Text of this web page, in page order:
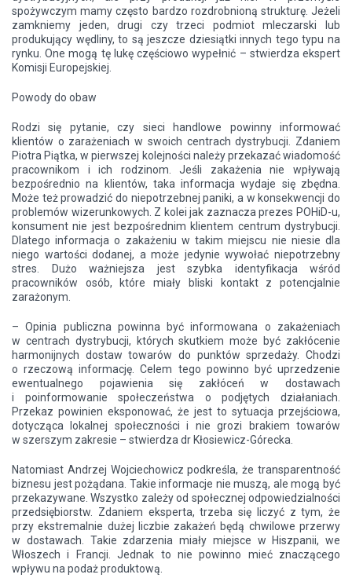
spożywczym mamy często bardzo rozdrobnioną strukturę. Jeżeli
zamkniemy jeden, drugi czy trzeci podmiot mleczarski lub
produkujący wędliny, to są jeszcze dziesiątki innych tego typu na
rynku. One mogą tę lukę częściowo wypełnić – stwierdza ekspert
Komisji Europejskiej.
Powody do obaw
Rodzi się pytanie, czy sieci handlowe powinny informować
klientów o zarażeniach w swoich centrach dystrybucji. Zdaniem
Piotra Piątka, w pierwszej kolejności należy przekazać wiadomość
pracownikom i ich rodzinom. Jeśli zakażenia nie wpływają
bezpośrednio na klientów, taka informacja wydaje się zbędna.
Może też prowadzić do niepotrzebnej paniki, a w konsekwencji do
problemów wizerunkowych. Z kolei jak zaznacza prezes POHiD-u,
konsument nie jest bezpośrednim klientem centrum dystrybucji.
Dlatego informacja o zakażeniu w takim miejscu nie niesie dla
niego wartości dodanej, a może jedynie wywołać niepotrzebny
stres. Dużo ważniejsza jest szybka identyfikacja wśród
pracowników osób, które miały bliski kontakt z potencjalnie
zarażonym.
– Opinia publiczna powinna być informowana o zakażeniach
w centrach dystrybucji, których skutkiem może być zakłócenie
harmonijnych dostaw towarów do punktów sprzedaży. Chodzi
o rzeczową informację. Celem tego powinno być uprzedzenie
ewentualnego pojawienia się zakłóceń w dostawach
i poinformowanie społeczeństwa o podjętych działaniach.
Przekaz powinien eksponować, że jest to sytuacja przejściowa,
dotycząca lokalnej społeczności i nie grozi brakiem towarów
w szerszym zakresie – stwierdza dr Kłosiewicz-Górecka.
Natomiast Andrzej Wojciechowicz podkreśla, że transparentność
biznesu jest pożądana. Takie informacje nie muszą, ale mogą być
przekazywane. Wszystko zależy od społecznej odpowiedzialności
przedsiębiorstw. Zdaniem eksperta, trzeba się liczyć z tym, że
przy ekstremalnie dużej liczbie zakażeń będą chwilowe przerwy
w dostawach. Takie zdarzenia miały miejsce w Hiszpanii, we
Włoszech i Francji. Jednak to nie powinno mieć znaczącego
wpływu na podaż produktową.